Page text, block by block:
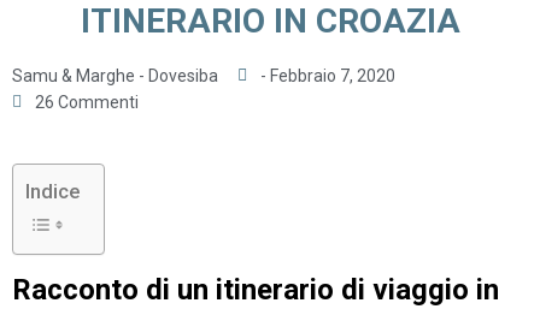
ITINERARIO IN CROAZIA
Samu & Marghe - Dovesiba - Febbraio 7, 2020
26 Commenti
Indice
Racconto di un itinerario di viaggio in